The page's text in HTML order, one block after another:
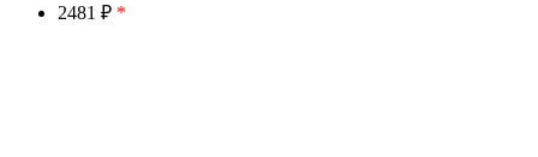
2481 ₽ *